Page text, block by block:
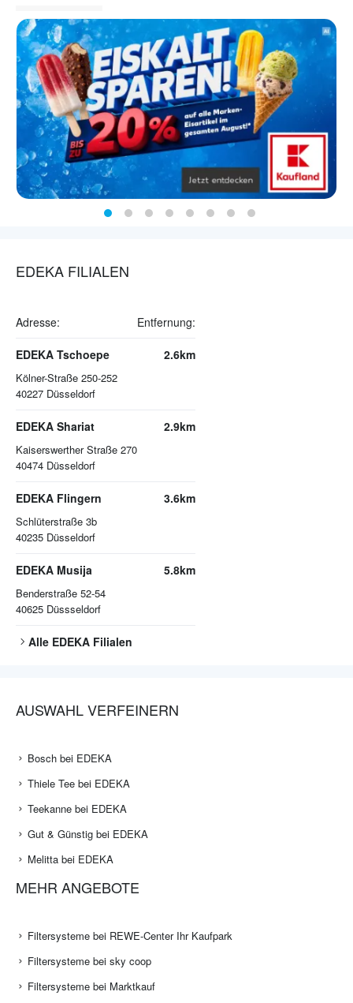
EDEKA FILIALEN
Adresse: Entfernung:
EDEKA Tschoepe
Kölner-Straße 250-252
40227 Düsseldorf
2.6km
EDEKA Shariat
Kaiserswerther Straße 270
40474 Düsseldorf
2.9km
EDEKA Flingern
Schlüterstraße 3b
40235 Düsseldorf
3.6km
EDEKA Musija
Benderstraße 52-54
40625 Düssseldorf
5.8km
Alle EDEKA Filialen
AUSWAHL VERFEINERN
Bosch bei EDEKA
Thiele Tee bei EDEKA
Teekanne bei EDEKA
Gut & Günstig bei EDEKA
Melitta bei EDEKA
MEHR ANGEBOTE
Filtersysteme bei REWE-Center Ihr Kaufpark
Filtersysteme bei sky coop
Filtersysteme bei Marktkauf